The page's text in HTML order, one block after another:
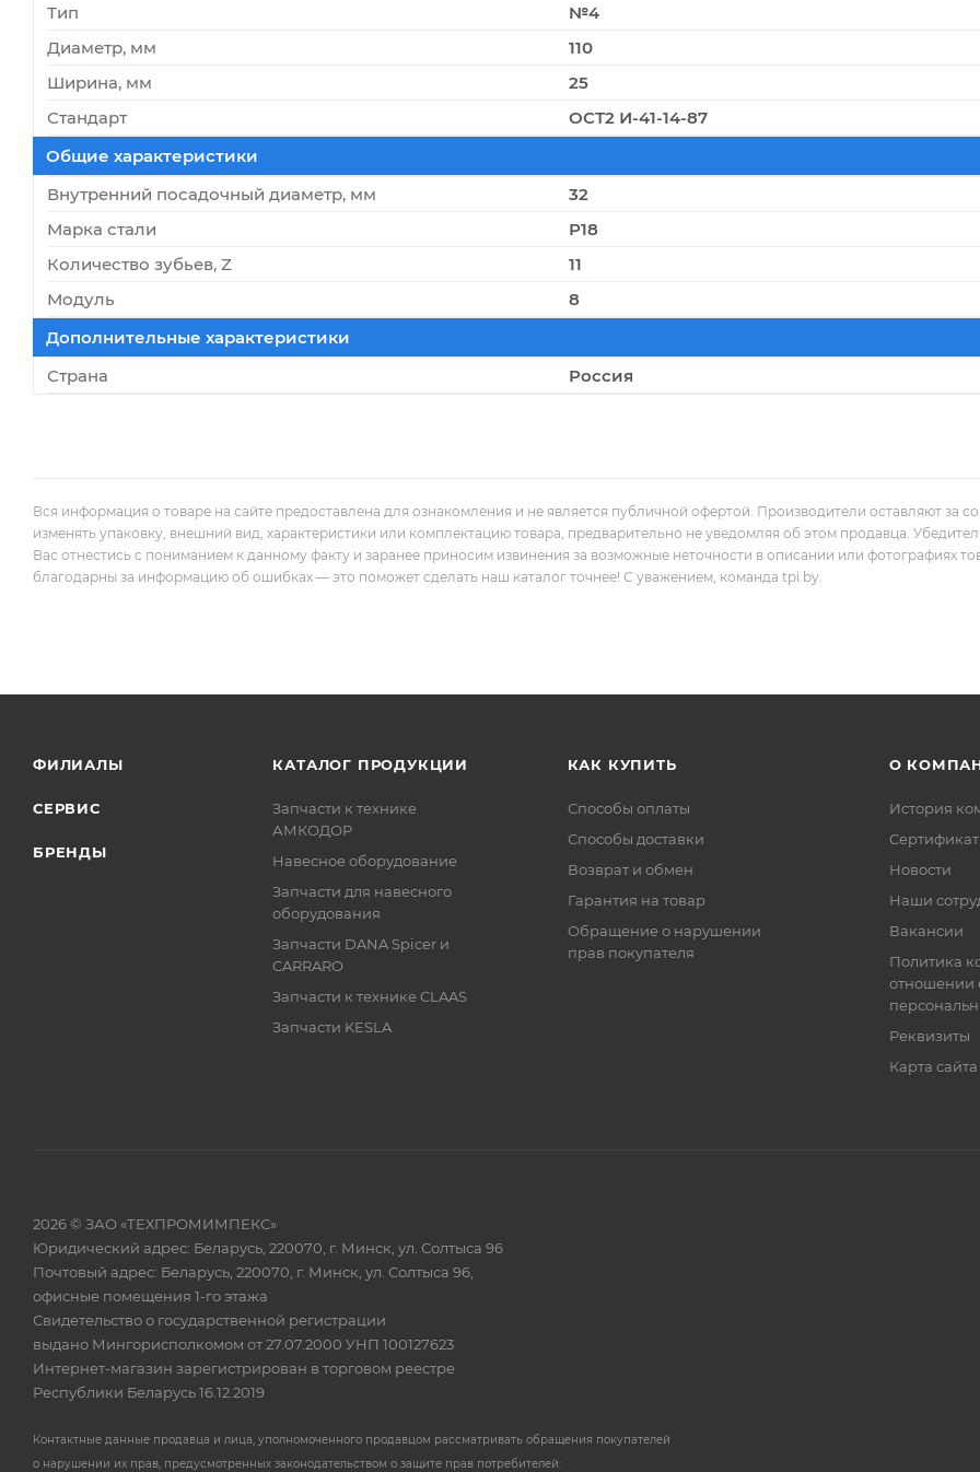
Тип
№4
Диаметр, мм
110
Ширина, мм
25
Стандарт
ОСТ2 И-41-14-87
Общие характеристики
Внутренний посадочный диаметр, мм
32
Марка стали
Р18
Количество зубьев, Z
11
Модуль
8
Дополнительные характеристики
Страна
Россия
Вся информация о товаре на сайте предоставлена для ознакомления и не является публичной офертой. Производители оставляют за
изменять упаковку, внешний вид, характеристики или комплектацию товара, предварительно не уведомляя об этом продавца.
Вас отнестись с пониманием к данному факту и заранее приносим извинения за возможные неточности в описании или фотографиях
благодарны за информацию об ошибках — это поможет сделать наш каталог точнее! С уважением, команда tpi.by.
ФИЛИАЛЫ
СЕРВИС
БРЕНДЫ
КАТАЛОГ ПРОДУКЦИИ
Запчасти к технике
АМКОДОР
Навесное оборудование
Запчасти для навесного
оборудования
Запчасти DANA Spicer и
CARRARO
Запчасти к технике CLAAS
Запчасти KESLA
КАК КУПИТЬ
Способы оплаты
Способы доставки
Возврат и обмен
Гарантия на товар
Обращение о нарушении
прав покупателя
О
История
Новости
Наши
Вакансии
Политика
отношении
Реквизиты
Карта сайта
2026 © ЗАО «ТЕХПРОМИМПЕКС»
Юридический адрес: Беларусь, 220070, г. Минск, ул. Солтыса 96
Почтовый адрес: Беларусь, 220070, г. Минск, ул. Солтыса 96,
офисные помещения 1-го этажа
Свидетельство о государственной регистрации
выдано Мингорисполкомом от 27.07.2000 УНП 100127623
Интернет-магазин зарегистрирован в торговом реестре
Республики Беларусь 16.12.2019
Контактные данные продавца и лица, уполномоченного продавцом рассматривать обращения покупателей
о нарушении их прав, предусмотренных законодательством о защите прав потребителей: